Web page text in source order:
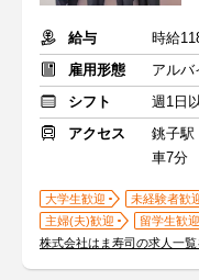
給与
雇用形態
アルバ
シフト
週1日
アクセス
銚子駅
車7分
大学生歓迎 未経験者歓
主婦(夫)歓迎
留学生歓迎
株式会社はま寿司の求人一覧